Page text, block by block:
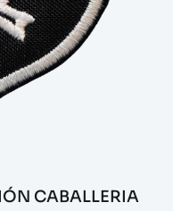
CABALLERIA